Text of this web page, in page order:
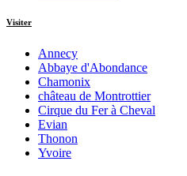
Visiter
Annecy
Abbaye d'Abondance
Chamonix
château de Montrottier
Cirque du Fer à Cheval
Evian
Thonon
Yvoire